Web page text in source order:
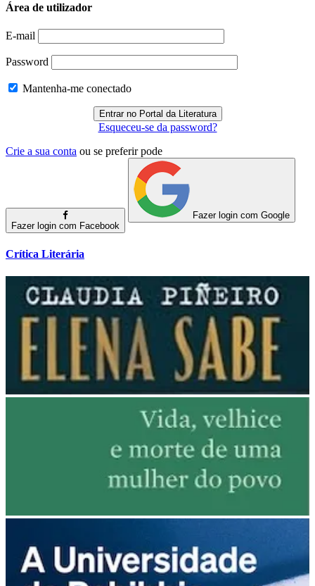
Área de utilizador
E-mail
Password
Mantenha-me conectado
Esqueceu-se da password?
Crie a sua conta ou se preferir pode
Fazer login com Facebook
Fazer login com Google
Crítica Literária